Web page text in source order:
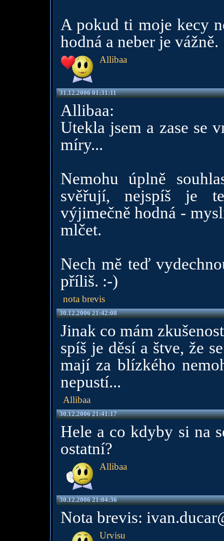
A pokud ti moje kecy
hodná a neber je vážně.
Allibaa
31.12.2006 01:31:11
Allibaa:
Utekla jsem a zase se
míry...
Nemohu úplně
svěřují, nejspíš je
výjimečně hodná -
mlčet.
Nech mě teď
příliš. :-)
nota brevis
30.12.2006 21:42:08
Jinak co mám
spíš je děsí a štve, že
mají za blízkého
nepustí...
Allibaa
30.12.2006 21:41:17
Hele a co kdyby si na
ostatní?
Allibaa
30.12.2006 21:04:36
Nota brevis:
Urvisu